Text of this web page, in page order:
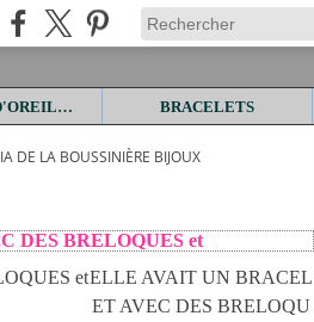
BOUCLES D'OREILLES BRACELETS
DE LA BOUSSINIÈRE BIJOUX
DES BRELOQUES et
ELLE AVAIT UN BRACEL
ET AVEC DES BRELOQU